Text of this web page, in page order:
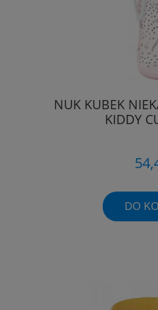
NUK KUBEK
KIDDY
DO